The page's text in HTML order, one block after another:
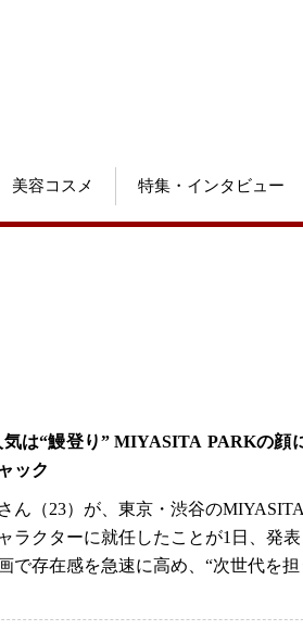
美容コスメ 特集・インタビュー
は“鰻登り” MIYASITA PARKの顔
ック
ん（23）が、東京・渋谷の
ラクターに就任したことが1日、発表
で存在感を急速に高め、“次世代を